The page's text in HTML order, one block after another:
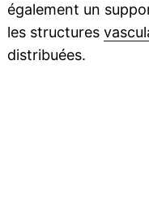
également un
les structures
distribuées.